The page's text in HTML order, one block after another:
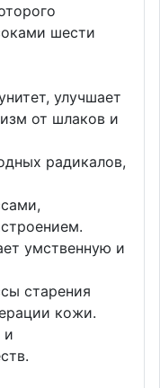
шести
улучшает
от шлаков и
радикалов,
умственную и
старения
кожи.
и